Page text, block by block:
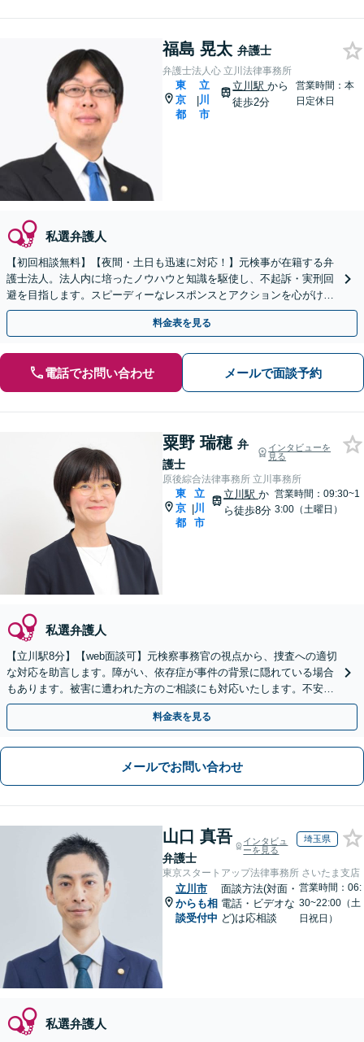
福島 晃太 弁護士
弁護士法人心 立川法律事務所
東
京
都
|
立
川
市
立川駅から
徒歩2分
営業時間：本
日定休日
私選弁護人
【初回相談無料】【夜間・土日も迅速に対応！】元検事が在籍する弁
護士法人。法人内に培ったノウハウと知識を駆使し、不起訴・実刑回
避を目指します。スピーディーなレスポンスとアクションを心がけ、
最善の解決を目指します【電話相談可】
料金表を見る
電話でお問い合わせ メールで面談予約
粟野 瑞穂 弁
護士
インタビューを
見る
原後綜合法律事務所 立川事務所
東
京
都
|
立
川
市
立川駅 か
ら徒歩8分
営業時間：09:30~1
3:00（土曜日）
私選弁護人
【立川駅8分】【web面談可】元検察事務官の視点から、捜査への適切
な対応を助言します。障がい、依存症が事件の背景に隠れている場合
もあります。被害に遭われた方のご相談にも対応いたします。不安な
気持ちに寄り添いサポートしますのでご連絡ください。
料金表を見る
メールでお問い合わせ
山口 真吾
弁護士
インタビュ
ーを見る
埼玉県
東京スタートアップ法律事務所 さいたま支店
立川市
からも相
談受付中
面談方法(対面・
電話・ビデオな
ど)は応相談
営業時間：06:
30~22:00（土
日祝日）
私選弁護人